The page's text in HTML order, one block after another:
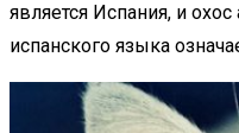
является Испания, и
испанского языка